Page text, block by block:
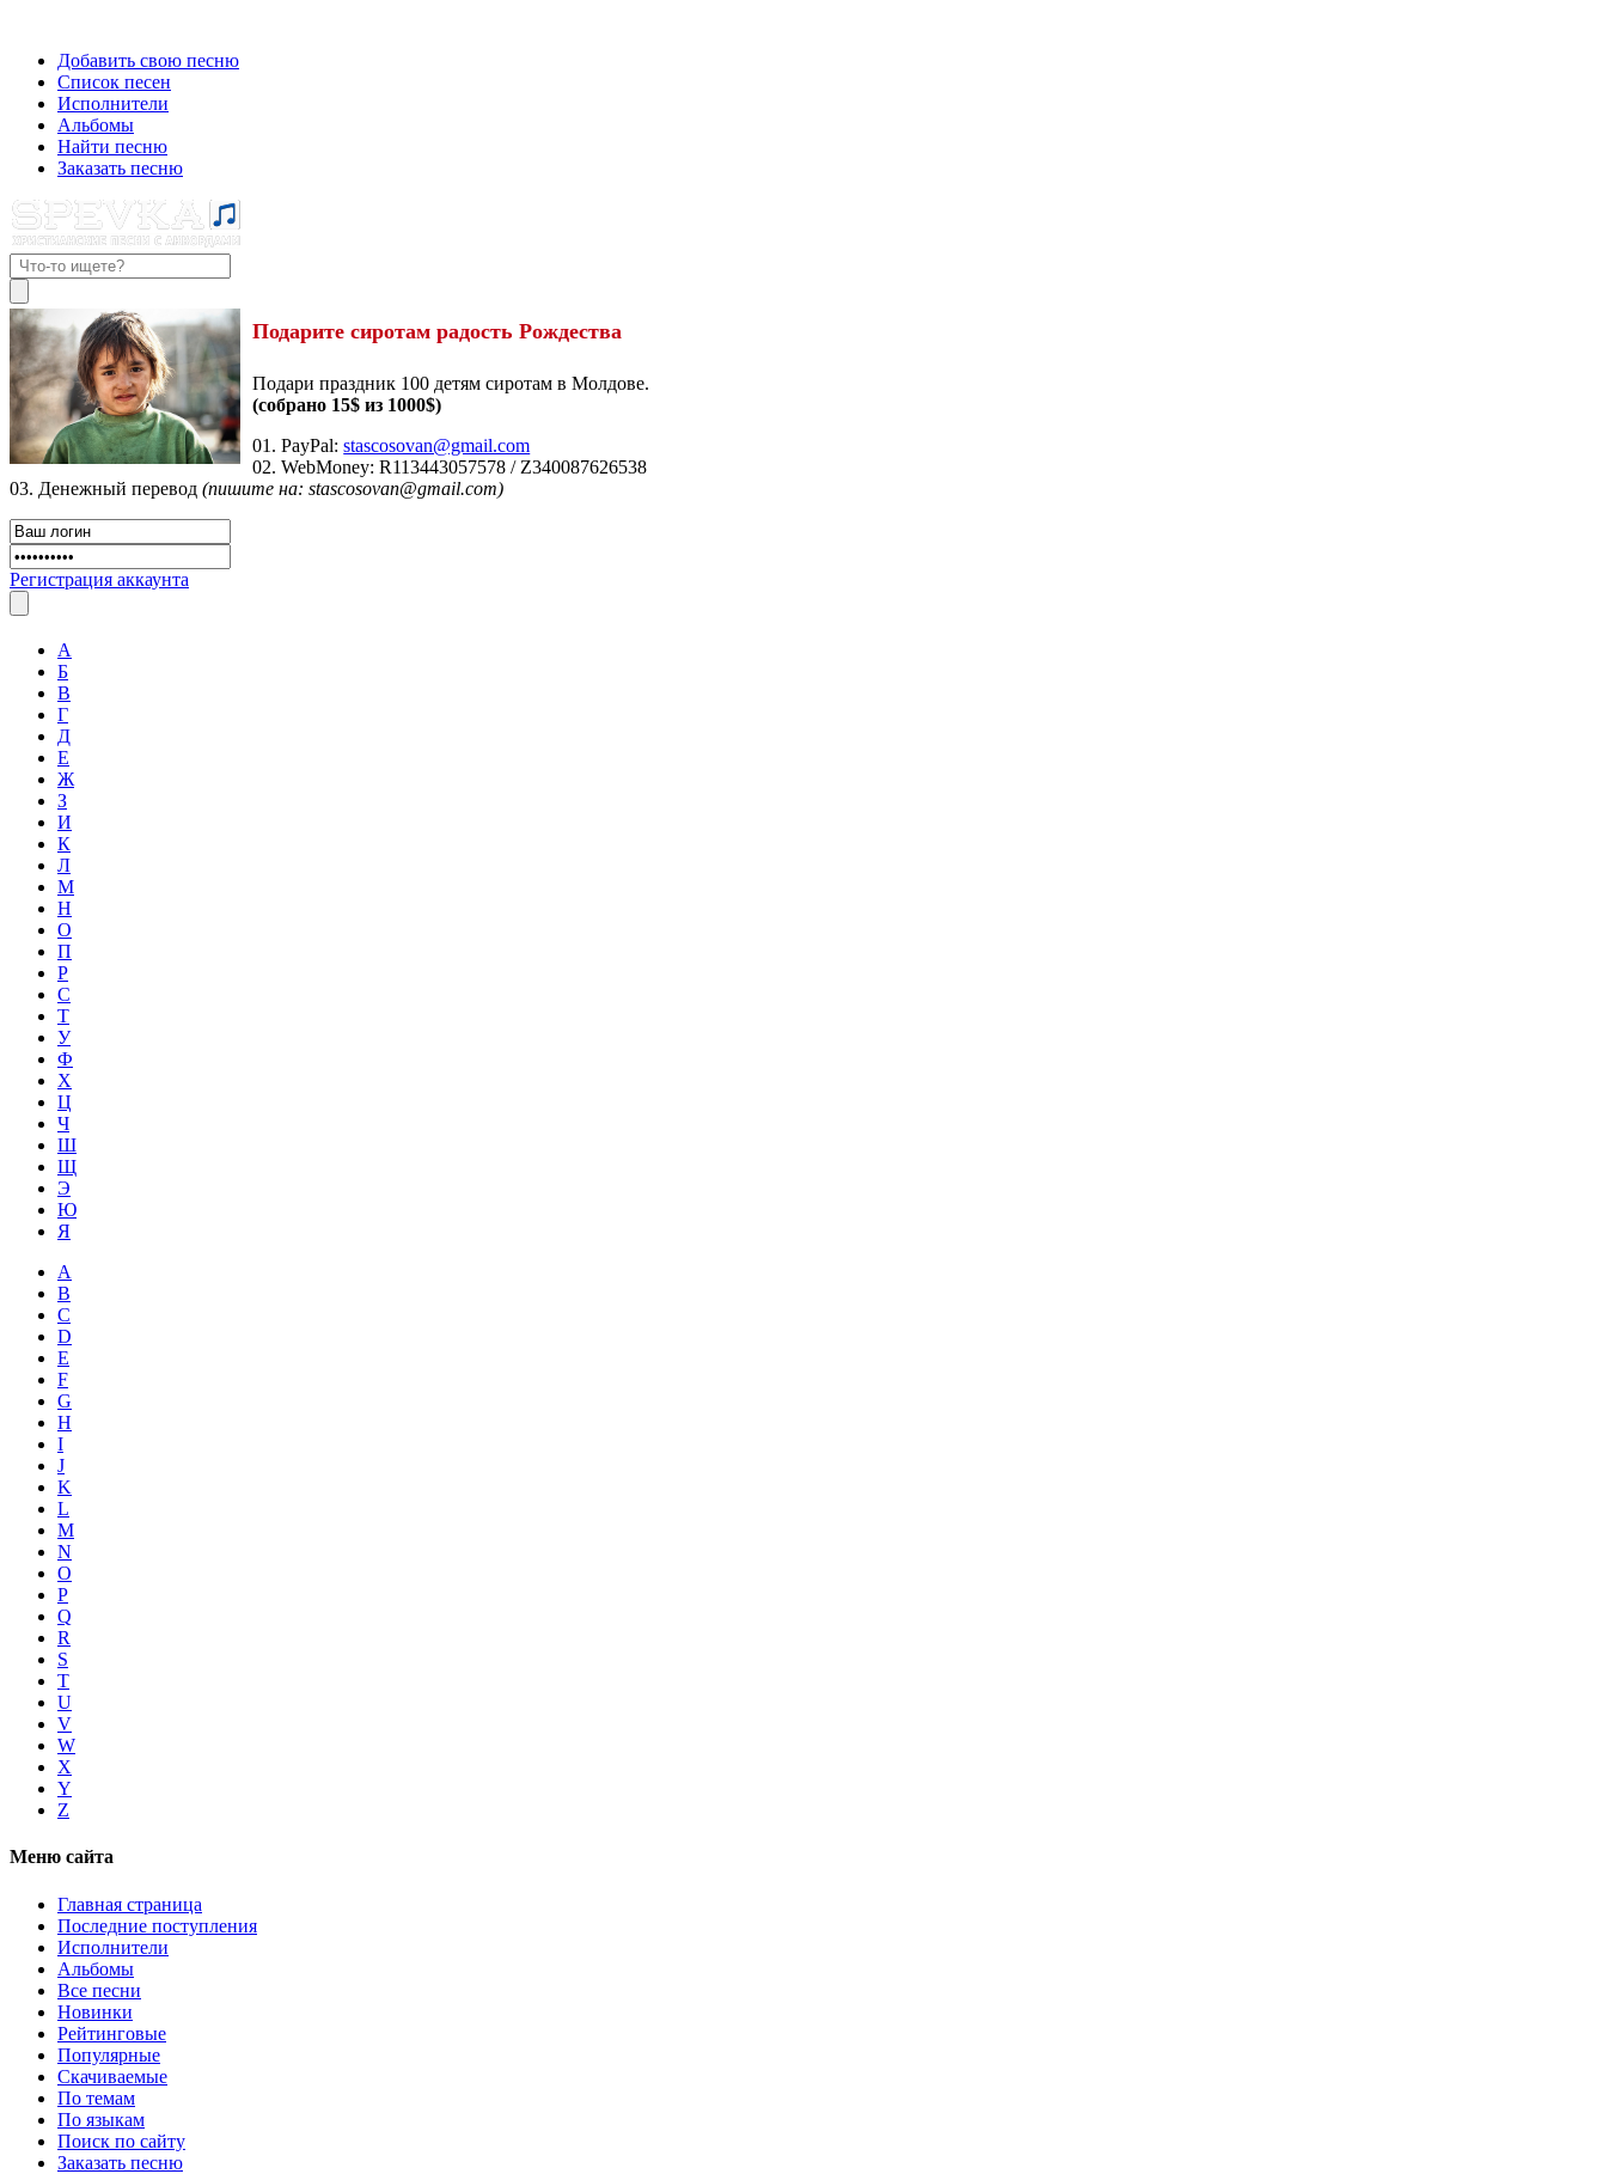
Добавить свою песню
Список песен
Исполнители
Альбомы
Найти песню
Заказать песню
Подарите сиротам радость Рождества
Подари праздник 100 детям сиротам в Молдове.
(собрано 15$ из 1000$)
01. PayPal:stascosovan@gmail.com
02. WebMoney:R113443057578 / Z340087626538
03. Денежный перевод (пишите на: stascosovan@gmail.com)
Регистрация аккаунта
А
Б
В
Г
Д
Е
Ж
З
И
К
Л
М
Н
О
П
Р
С
Т
У
Ф
Х
Ц
Ч
Ш
Щ
Э
Ю
Я
A
B
C
D
E
F
G
H
I
J
K
L
M
N
O
P
Q
R
S
T
U
V
W
X
Y
Z
Меню сайта
Главная страница
Последние поступления
Исполнители
Альбомы
Все песни
Новинки
Рейтинговые
Популярные
Скачиваемые
По темам
По языкам
Поиск по сайту
Заказать песню